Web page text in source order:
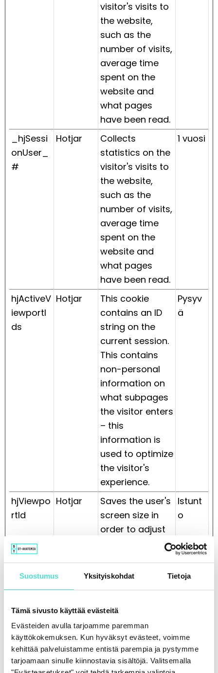
Suostumus Yksityiskohdat Tietoja
Tämä sivusto käyttää evästeitä
Evästeiden avulla tarjoamme paremman
käyttökokemuksen. Kun hyväksyt evästeet, voimme
kehittää palveluistamme entistä parempia ja pystymme
tarjoamaan sinulle kiinnostavia sisältöjä. Valitsemalla
visitor's visits to
the website,
such as the
number of visits,
average time
spent on the
website and
what pages
have been read.
_hjSessi
onUser_
#
Hotjar
Collects
statistics on the
visitor's visits to
the website,
such as the
number of visits,
average time
spent on the
website and
what pages
have been read.
1 vuosi
hjActiveV
iewportI
ds
Hotjar
This cookie
contains an ID
string on the
current session.
This contains
non-personal
information on
what subpages
the visitor enters
– this
information is
used to optimize
the visitor's
experience.
Pysyv
ä
hjViewpo
rtId
Hotjar
Saves the user's
screen size in
order to adjust
website.
Istunt
o
vuid Vimeo
Collects data on
the user's visits
such as which
pages have
been read.
2